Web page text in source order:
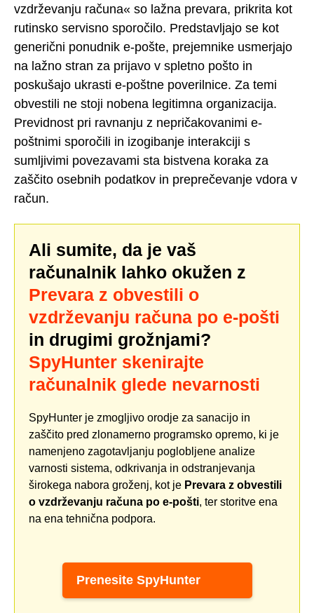
vzdrževanju računa« so lažna prevara, prikrita kot
rutinsko servisno sporočilo. Predstavljajo se kot
generični ponudnik e-pošte, prejemnike usmerjajo
na lažno stran za prijavo v spletno pošto in
poskušajo ukrasti e-poštne poverilnice. Za temi
obvestili ne stoji nobena legitimna organizacija.
Previdnost pri ravnanju z nepričakovanimi e-
poštnimi sporočili in izogibanje interakciji s
sumljivimi povezavami sta bistvena koraka za
zaščito osebnih podatkov in preprečevanje vdora v
račun.
Ali sumite, da je vaš
računalnik lahko okužen z
Prevara z obvestili o
vzdrževanju računa po e-pošti
in drugimi grožnjami?
SpyHunter skenirajte
računalnik glede nevarnosti
SpyHunter je zmogljivo orodje za sanacijo in
zaščito pred zlonamerno programsko opremo, ki je
namenjeno zagotavljanju poglobljene analize
varnosti sistema, odkrivanja in odstranjevanja
širokega nabora groženj, kot je Prevara z obvestili
o vzdrževanju računa po e-pošti, ter storitve ena
na ena tehnična podpora.
Prenesite SpyHunter